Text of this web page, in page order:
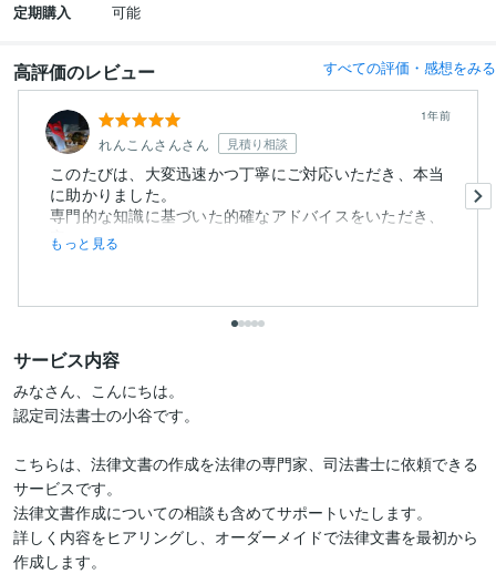
定期購入
可能
高評価のレビュー すべての評価・感想をみる
れんこんさんさん 見積り相談
1年前
このたびは、大変迅速かつ丁寧にご対応いただき、本当
に助かりました。
専門的な知識に基づいた的確なアドバイスをいただき、
安...
もっと見る
サービス内容
みなさん、こんにちは。
認定司法書士の小谷です。
こちらは、法律文書の作成を法律の専門家、司法書士に依頼できる
サービスです。
法律文書作成についての相談も含めてサポートいたします。
詳しく内容をヒアリングし、オーダーメイドで法律文書を最初から
作成します。